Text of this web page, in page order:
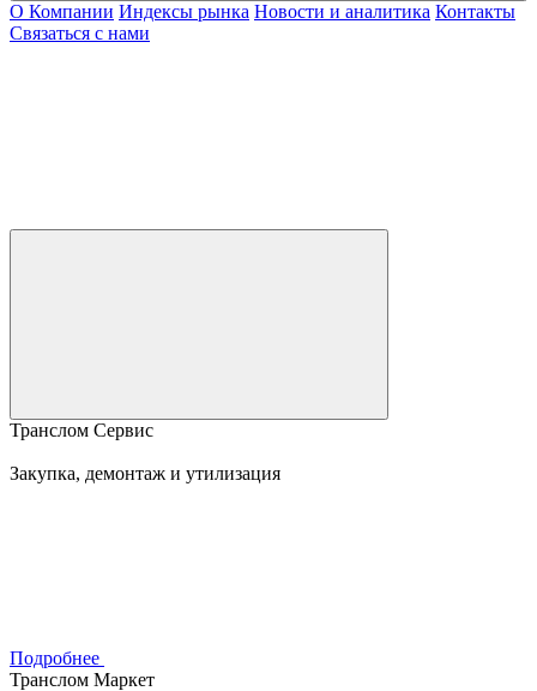
О Компании Индексы рынка Новости и аналитика Контакты
Связаться с нами
Транслом Сервис
Закупка, демонтаж и утилизация
Подробнее
Транслом Маркет